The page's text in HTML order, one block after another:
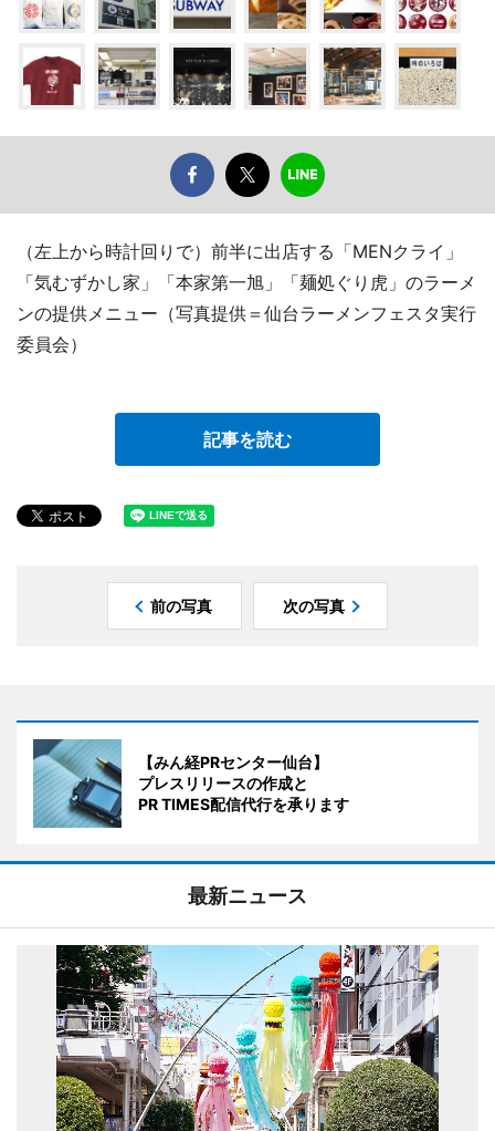
（左上から時計回りで）前半に出店する「MENクライ」
「気むずかし家」「本家第一旭」「麺処ぐり虎」のラーメ
ンの提供メニュー（写真提供＝仙台ラーメンフェスタ実行
委員会）
記事を読む
前の写真 次の写真
【みん経PRセンター仙台】
プレスリリースの作成と
PR TIMES配信代行を承ります
最新ニュース